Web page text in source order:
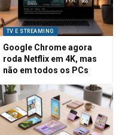
TV E STREAMING
Google Chrome agora
roda Netflix em 4K, mas
não em todos os PCs